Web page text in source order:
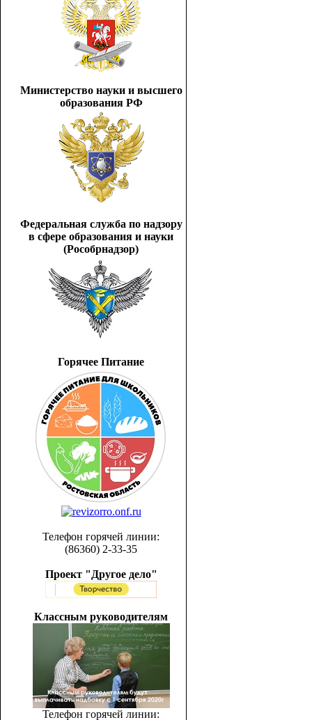
Министерство науки и высшего
образования РФ
Федеральная служба по надзору
в сфере образования и науки
(Рособрнадзор)
Горячее Питание
Телефон горячей линии:
(86360) 2-33-35
Проект "Другое дело"
Классным руководителям
Телефон горячей линии: